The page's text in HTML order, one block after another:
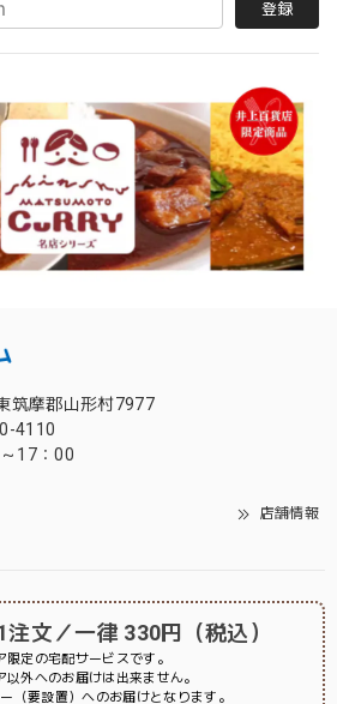
登録
筑摩郡山形村7977
4110
17：00
店舗情報
注文／一律 330円（税込）
限定の宅配サービスです。
以外へのお届けは出来ません。
（要設置）へのお届けとなります。